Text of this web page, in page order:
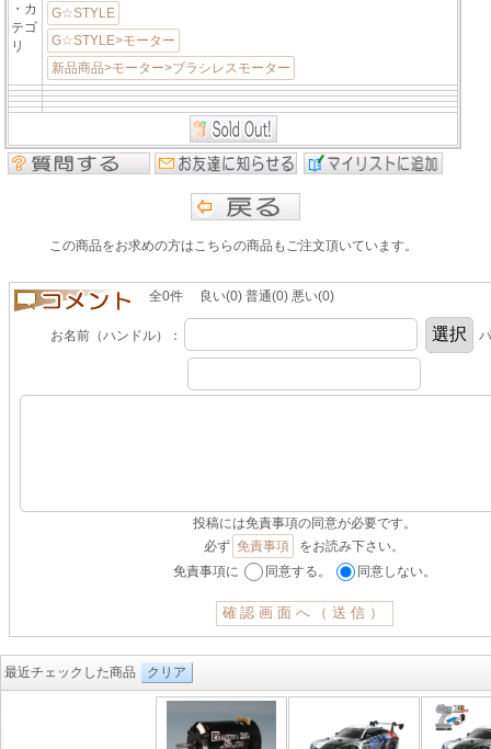
・カ
テゴ
リ
G☆STYLE
G☆STYLE>モーター
新品商品>モーター>ブラシレスモーター
この商品をお求めの方はこちらの商品もご注文頂いています。
全0件 良い(0) 普通(0) 悪い(0)
お名前（ハンドル）：
投稿には免責事項の同意が必要です。
必ず 免責事項
をお読み下さい。
免責事項に
同意する。 同意しない。
最近チェックした商品 クリア